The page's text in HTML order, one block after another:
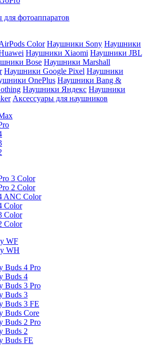
для фотоаппаратов
Color Наушники Sony Наушники
Наушники Xiaomi Наушники JBL
Bose Наушники Marshall
Наушники Google Pixel Наушники
OnePlus Наушники Bang &
Наушники Яндекс Наушники
Аксессуары для наушников
3 Color
2 Color
ANC Color
Color
Color
Color
WF
WH
Buds 4 Pro
Buds 4
Buds 3 Pro
Buds 3
Buds 3 FE
Buds Core
Buds 2 Pro
Buds 2
Buds FE